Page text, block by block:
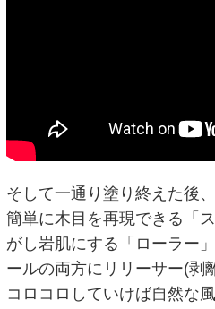
そして一通り塗り終えた後
簡単に木目を再現できる「
がし岩肌にする「ローラー
ールの両方にリリーサー(剥
コロコロしていけば自然な